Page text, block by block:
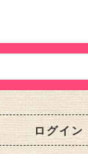
ログイン